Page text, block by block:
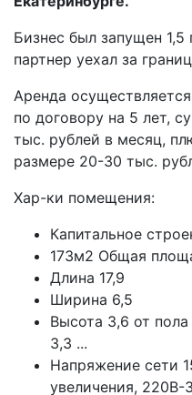
Бизнес был запущен 1,5
партнер уехал за
Аренда
по договору на 5 лет,
тыс. рублей в месяц,
размере 20-30 тыс.
Хар-ки помещения:
Капитальное
173м2 Общая
Длина 17,9
Ширина 6,5
Высота 3,6 от
3,3 ...
Напряжение сети
увеличения, 220В-